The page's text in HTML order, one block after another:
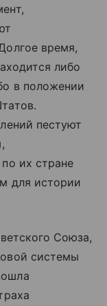
время,
либо
в положении
пестуют
их стране
для истории
Союза,
системы